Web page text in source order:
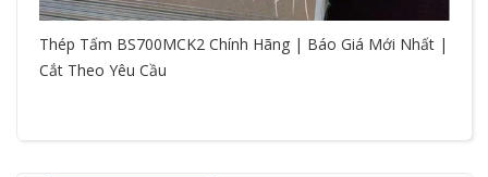
Thép Tấm BS700MCK2 Chính Hãng | Báo Giá Mới Nhất |
Cắt Theo Yêu Cầu